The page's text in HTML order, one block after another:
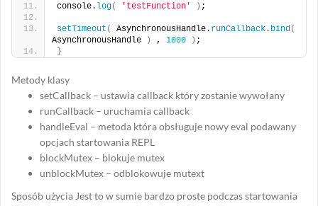
console. log( 'testFunction' ) ;
setTimeout ( AsynchronousHandle. runCallback. bind(
AsynchronousHandle
) , 1000 ) ;
}
Metody klasy
setCallback – ustawia callback który zostanie wywołany
runCallback – uruchamia callback
handleEval – metoda która obsługuje nowy eval podawany
opcjach startowania REPL
blockMutex – blokuje mutex
unblockMutex – odblokowuje mutext
Sposób użycia Jest to w sumie bardzo proste podczas startowania